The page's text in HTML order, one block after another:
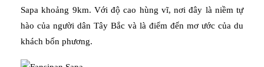
Sapa khoảng 9km. Với độ cao hùng vĩ, nơi đây là niềm tự
hào của người dân Tây Bắc và là điểm đến mơ ước của du
khách bốn phương.